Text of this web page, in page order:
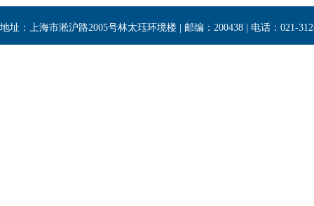
地址：上海市淞沪路2005号林太珏环境楼 | 邮编：200438 | 电话：021-